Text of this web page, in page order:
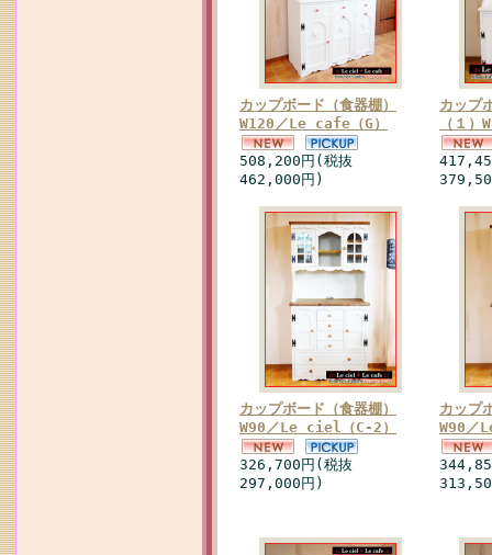
カップボード（食器棚）
W120／Le cafe（G）
508,200円(税抜
462,000円)
カップ
（１
カップボード（食器棚）
W90／Le ciel（C-2）
326,700円(税抜
297,000円)
カップ
W90